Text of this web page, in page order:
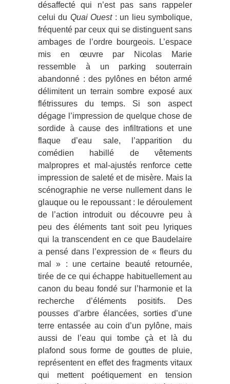
désaffecté qui n’est pas sans rappeler
celui du Quai Ouest : un lieu symbolique,
fréquenté par ceux qui se distinguent sans
ambages de l’ordre bourgeois. L’espace
mis en œuvre par Nicolas Marie
ressemble à un parking souterrain
abandonné : des pylônes en béton armé
délimitent un terrain sombre exposé aux
flétrissures du temps. Si son aspect
dégage l’impression de quelque chose de
sordide à cause des infiltrations et une
flaque d’eau sale, l’apparition du
comédien habillé de vêtements
malpropres et mal-ajustés renforce cette
impression de saleté et de misère. Mais la
scénographie ne verse nullement dans le
glauque ou le repoussant : le déroulement
de l’action introduit ou découvre peu à
peu des éléments tant soit peu lyriques
qui la transcendent en ce que Baudelaire
a pensé dans l’expression de « fleurs du
mal » : une certaine beauté retournée,
tirée de ce qui échappe habituellement au
canon du beau fondé sur l’harmonie et la
recherche d’éléments positifs. Des
pousses d’arbre élancées, sorties d’une
terre entassée au coin d’un pylône, mais
aussi de l’eau qui tombe çà et là du
plafond sous forme de gouttes de pluie,
représentent en effet des fragments vitaux
qui mettent poétiquement en tension